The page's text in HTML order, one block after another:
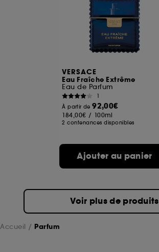
VERSACE
Eau Fraîche Extrême
Eau de Parfum
1
À partir de92,00€
184,00€ / 100ml
2 contenances disponibles
Ajouter au panier
Voir plus de produits
Accueil Parfum